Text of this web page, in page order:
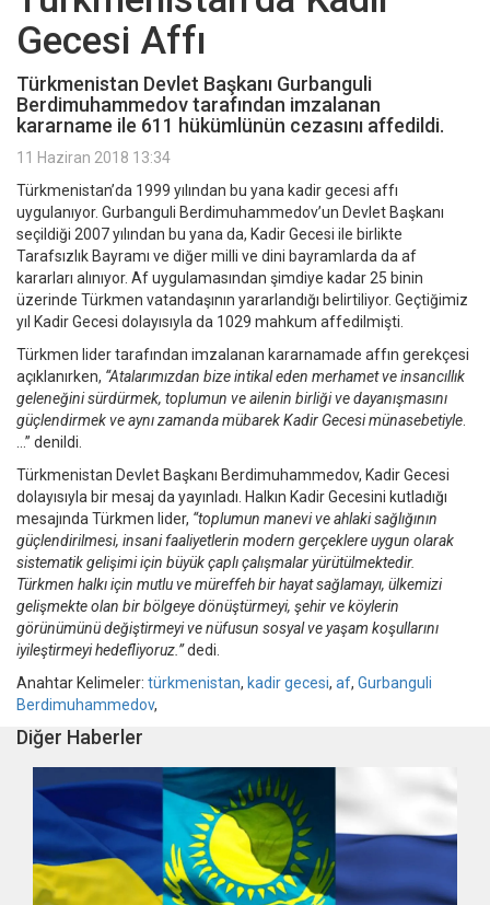
Gecesi Affı
Türkmenistan Devlet Başkanı Gurbanguli
Berdimuhammedov tarafından imzalanan
kararname ile 611 hükümlünün cezasını affedildi.
11 Haziran 2018 13:34
Türkmenistan’da 1999 yılından bu yana kadir gecesi affı
uygulanıyor. Gurbanguli Berdimuhammedov’un Devlet Başkanı
seçildiği 2007 yılından bu yana da, Kadir Gecesi ile birlikte
Tarafsızlık Bayramı ve diğer milli ve dini bayramlarda da af
kararları alınıyor. Af uygulamasından şimdiye kadar 25 binin
üzerinde Türkmen vatandaşının yararlandığı belirtiliyor. Geçtiğimiz
yıl Kadir Gecesi dolayısıyla da 1029 mahkum affedilmişti.
Türkmen lider tarafından imzalanan kararnamade affın gerekçesi
açıklanırken, “Atalarımızdan bize intikal eden merhamet ve insancıllık
geleneğini sürdürmek, toplumun ve ailenin birliği ve dayanışmasını
güçlendirmek ve aynı zamanda mübarek Kadir Gecesi münasebetiyle
…” denildi.
Türkmenistan Devlet Başkanı Berdimuhammedov, Kadir Gecesi
dolayısıyla bir mesaj da yayınladı. Halkın Kadir Gecesini kutladığı
mesajında Türkmen lider, “toplumun manevi ve ahlaki sağlığının
güçlendirilmesi, insani faaliyetlerin modern gerçeklere uygun olarak
sistematik gelişimi için büyük çaplı çalışmalar yürütülmektedir.
Türkmen halkı için mutlu ve müreffeh bir hayat sağlamayı, ülkemizi
gelişmekte olan bir bölgeye dönüştürmeyi, şehir ve köylerin
görünümünü değiştirmeyi ve nüfusun sosyal ve yaşam koşullarını
iyileştirmeyi hedefliyoruz.”dedi.
Anahtar Kelimeler: türkmenistan, kadir gecesi, af, Gurbanguli
Berdimuhammedov,
Diğer Haberler